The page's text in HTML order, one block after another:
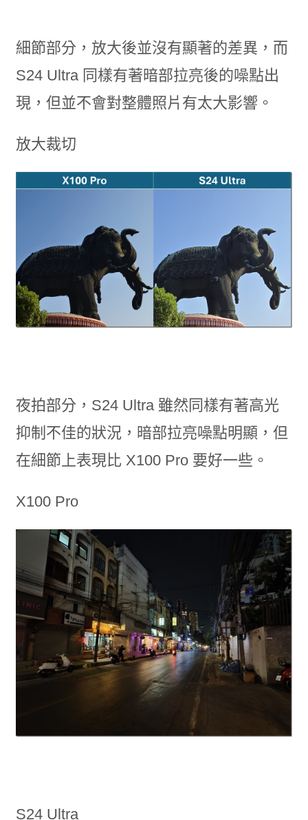
細節部分，放大後並沒有顯著的差異，而
S24 Ultra 同樣有著暗部拉亮後的噪點出
現，但並不會對整體照片有太大影響。
放大裁切
夜拍部分，S24 Ultra 雖然同樣有著高光
抑制不佳的狀況，暗部拉亮噪點明顯，但
在細節上表現比 X100 Pro 要好一些。
X100 Pro
S24 Ultra